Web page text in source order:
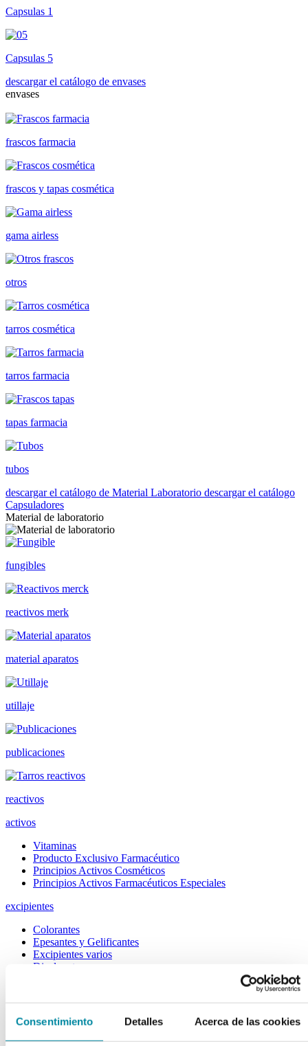
Consentimiento Detalles Acerca de las cookies
Capsulas 1
Capsulas 5
descargar el catálogo de envases
envases
frascos farmacia
frascos y tapas cosmética
gama airless
otros
tarros cosmética
tarros farmacia
tapas farmacia
tubos
descargar el catálogo de Material Laboratorio descargar el catálogo
Capsuladores
Material de laboratorio
fungibles
reactivos merk
material aparatos
utillaje
publicaciones
reactivos
activos
Vitaminas
Producto Exclusivo Farmacéutico
Principios Activos Cosméticos
Principios Activos Farmacéuticos Especiales
excipientes
Colorantes
Epesantes y Gelificantes
Excipientes varios
Disolventes
Tensioactivos
Filtros solares
bases y jarabes